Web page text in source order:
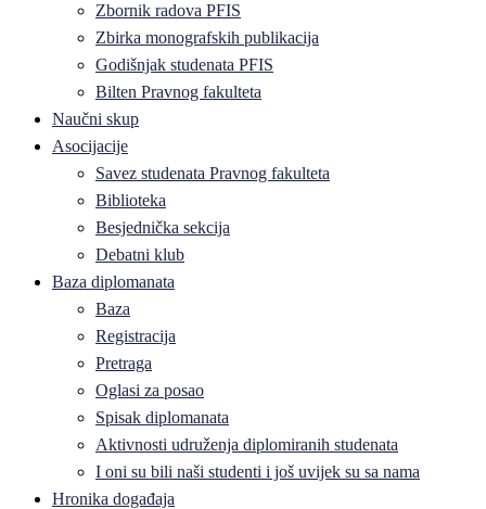
Zbornik radova PFIS
Zbirka monografskih publikacija
Godišnjak studenata PFIS
Bilten Pravnog fakulteta
Naučni skup
Asocijacije
Savez studenata Pravnog fakulteta
Biblioteka
Besjednička sekcija
Debatni klub
Baza diplomanata
Baza
Registracija
Pretraga
Oglasi za posao
Spisak diplomanata
Aktivnosti udruženja diplomiranih studenata
I oni su bili naši studenti i još uvijek su sa nama
Hronika događaja